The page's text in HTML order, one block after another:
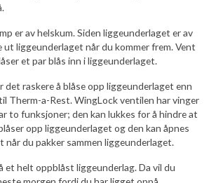
er av helskum. Siden liggeunderlaget er av
ut liggeunderlaget når du kommer frem. Vent
et par blås inn i liggeunderlaget.
raskere å blåse opp liggeunderlaget enn
Therm-a-Rest. WingLock ventilen har vinger
to funksjoner; den kan lukkes for å hindre at
opp liggeunderlaget og den kan åpnes
du pakker sammen liggeunderlaget.
et helt oppblåst liggeunderlag. Da vil du